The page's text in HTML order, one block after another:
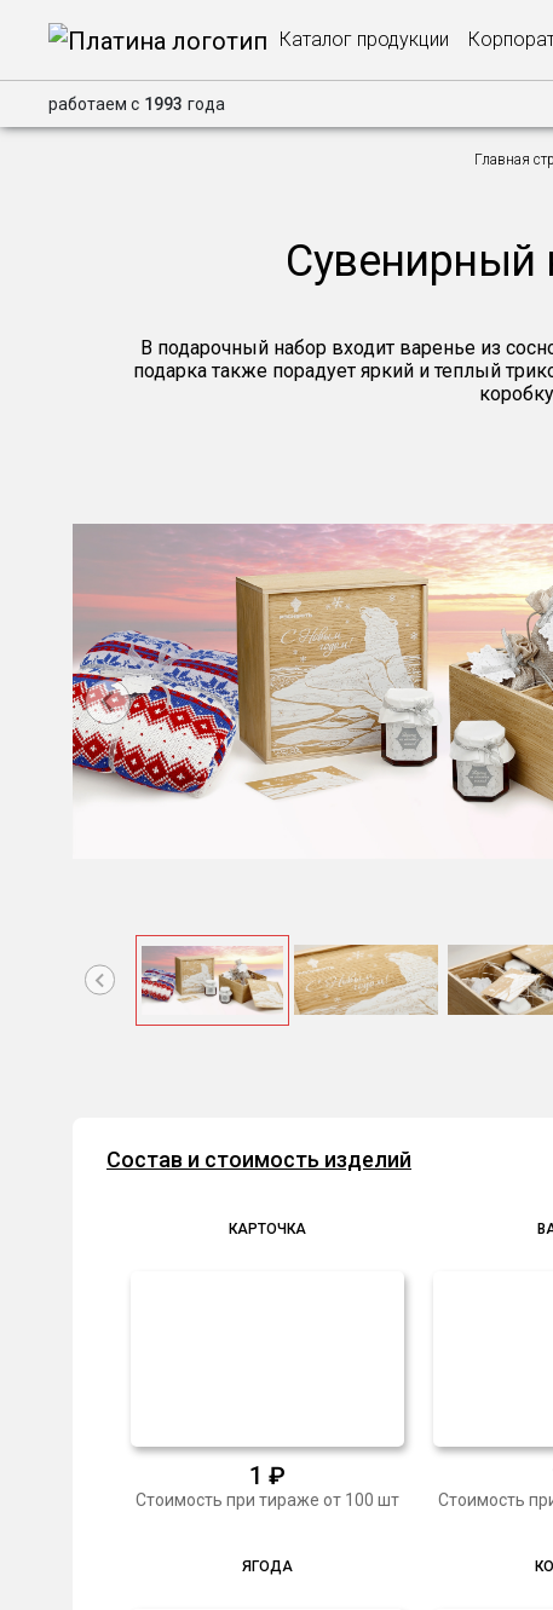
Каталог продукции
работаем с 1993 года
Главная
Сувенирный
В подарочный набор входит варенье из
подарка также порадует яркий и теплый
Состав и стоимость изделий
КАРТОЧКА
1 ₽
Стоимость при тираже от 100 шт Стоимость
ЯГОДА